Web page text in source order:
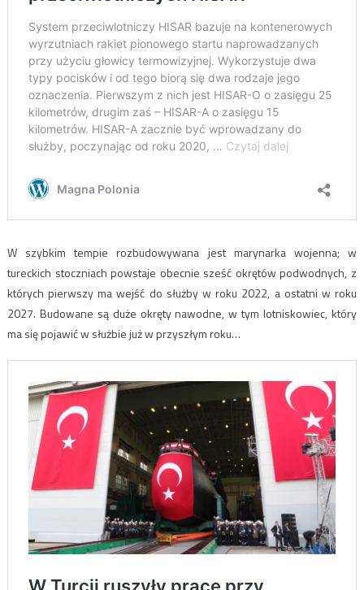
W szybkim tempie rozbudowywana jest marynarka wojenna; w
tureckich stoczniach powstaje obecnie sześć okrętów podwodnych, z
których pierwszy ma wejść do służby w roku 2022, a ostatni w roku
2027. Budowane są duże okręty nawodne, w tym lotniskowiec, który
ma się pojawić w służbie już w przyszłym roku…